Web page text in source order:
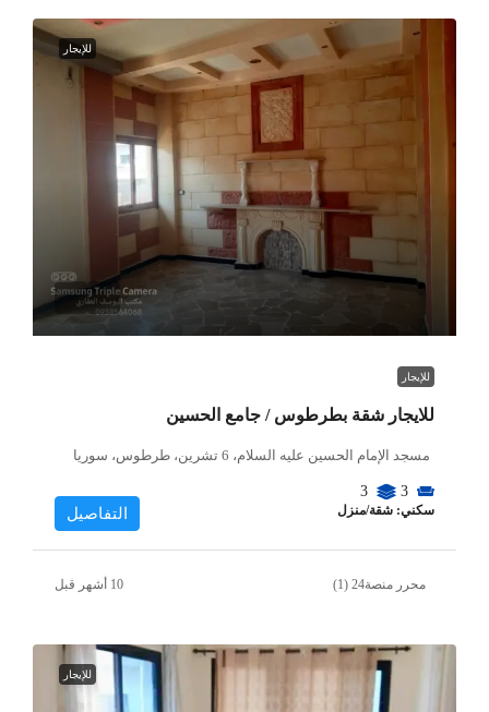
للإيجار
للإيجار
للايجار شقة بطرطوس / جامع الحسين
مسجد الإمام الحسين عليه السلام، 6 تشرين، طرطوس، سوريا
3
3
سكني: شقة/منزل التفاصيل
محرر منصة24 (1)
للإيجار